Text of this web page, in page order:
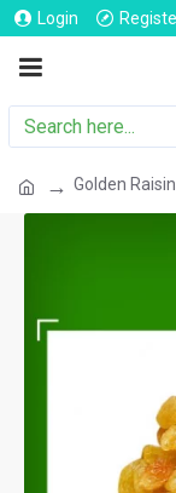
Login
Golden